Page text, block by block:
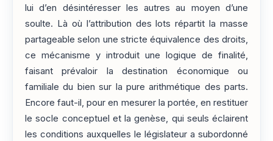
lui d’en désintéresser les autres au moyen d’une
soulte. Là où l’attribution des lots répartit la masse
partageable selon une stricte équivalence des droits,
ce mécanisme y introduit une logique de finalité,
faisant prévaloir la destination économique ou
familiale du bien sur la pure arithmétique des parts.
Encore faut-il, pour en mesurer la portée, en restituer
le socle conceptuel et la genèse, qui seuls éclairent
les conditions auxquelles le législateur a subordonné